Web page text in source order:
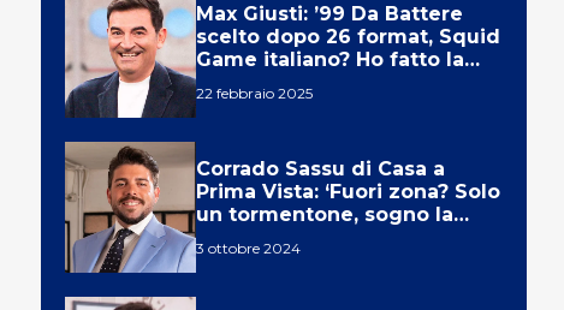
Max Giusti: ’99 Da Battere
scelto dopo 26 format, Squid
Game italiano? Ho fatto la
22 febbraio 2025
Corrado Sassu di Casa a
Prima Vista: ‘Fuori zona? Solo
un tormentone, sogno la
3 ottobre 2024